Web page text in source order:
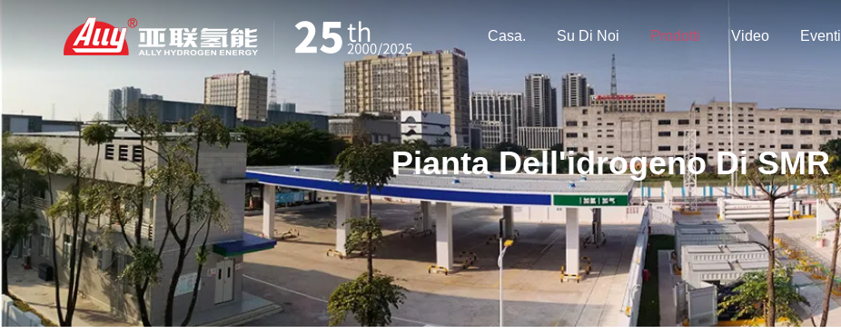
Casa. Su Di Noi Prodotti Video Eventi
Pianta Dell'idrogeno Di SMR